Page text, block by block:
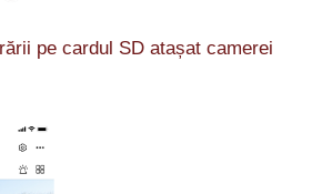
pe cardul SD atașat camerei